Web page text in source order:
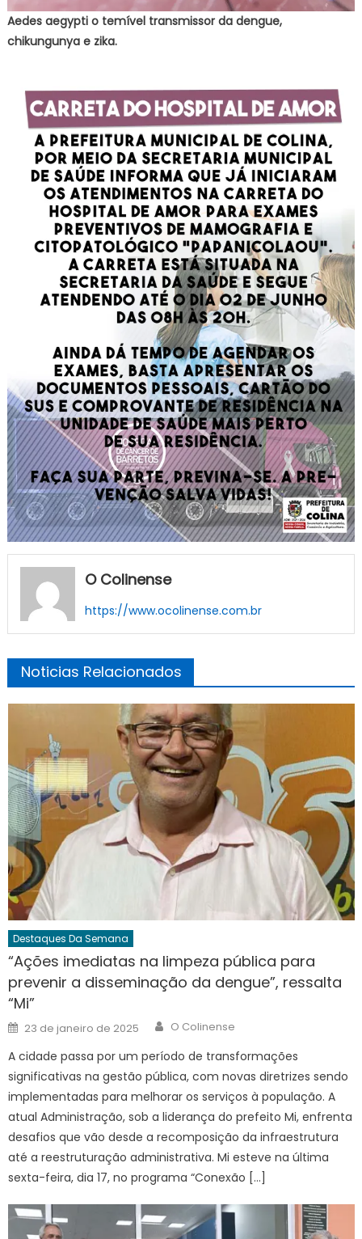
Aedes aegypti o temível transmissor da dengue,
chikungunya e zika.
O Colinense
https://www.ocolinense.com.br
Noticias Relacionados
Destaques Da Semana
“Ações imediatas na limpeza pública para
prevenir a disseminação da dengue”, ressalta
“Mi”
Posted
on
23 de janeiro de 2025 Author
O Colinense
A cidade passa por um período de transformações
significativas na gestão pública, com novas diretrizes sendo
implementadas para melhorar os serviços à população. A
atual Administração, sob a liderança do prefeito Mi, enfrenta
desafios que vão desde a recomposição da infraestrutura
até a reestruturação administrativa. Mi esteve na última
sexta-feira, dia 17, no programa “Conexão […]